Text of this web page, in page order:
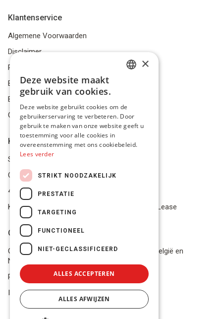
Klantenservice
Algemene Voorwaarden
Disclaimer
Privacybeleid
Bestelling herroepen
Betalingsmiddelen
Geschillen
Klantenservice
Service Center
Onze winkel
4.9 op 5 gescoord op Trustpilot
Koop je materiaal op afbetaling met Pro Gear Lease
Onze beloftes
Gratis verzending naar jou thuis vanaf €49 in België en
Nederland
Razendsnel advies
In voorraad? Volgende werkdag geleverd!
ENGLISH
×
Deze website maakt
gebruik van cookies.
Deze website gebruikt cookies om de
gebruikerservaring te verbeteren. Door
gebruik te maken van onze website geeft u
toestemming voor alle cookies in
overeenstemming met ons cookiebeleid.
Lees verder
STRIKT NOODZAKELIJK
PRESTATIE
TARGETING
FUNCTIONEEL
NIET-GECLASSIFICEERD
ALLES ACCEPTEREN
ALLES AFWIJZEN